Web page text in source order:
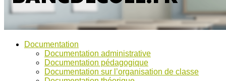
Bancs
d’Ecole
pour
Documentation
Documentation administrative
Documentation pédagogique
Documentation sur l’organisation de classe